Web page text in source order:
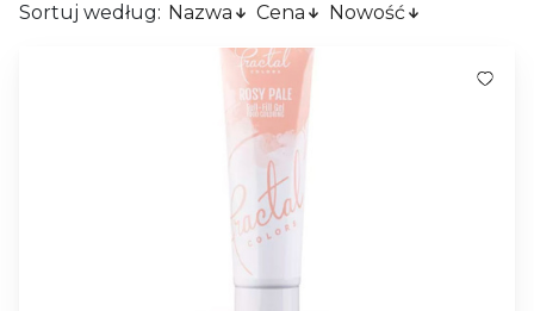
Sortuj według: Nazwa Cena Nowość